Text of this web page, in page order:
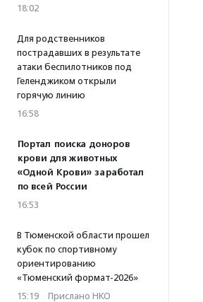
18:02
Для родственников
пострадавших в результате
атаки беспилотников под
Геленджиком открыли
горячую линию
16:58
Портал поиска доноров
крови для животных
«Одной Крови» заработал
по всей России
16:53
В Тюменской области прошел
кубок по спортивному
ориентированию
«Тюменский формат-2026»
15:19 · Прислано НКО